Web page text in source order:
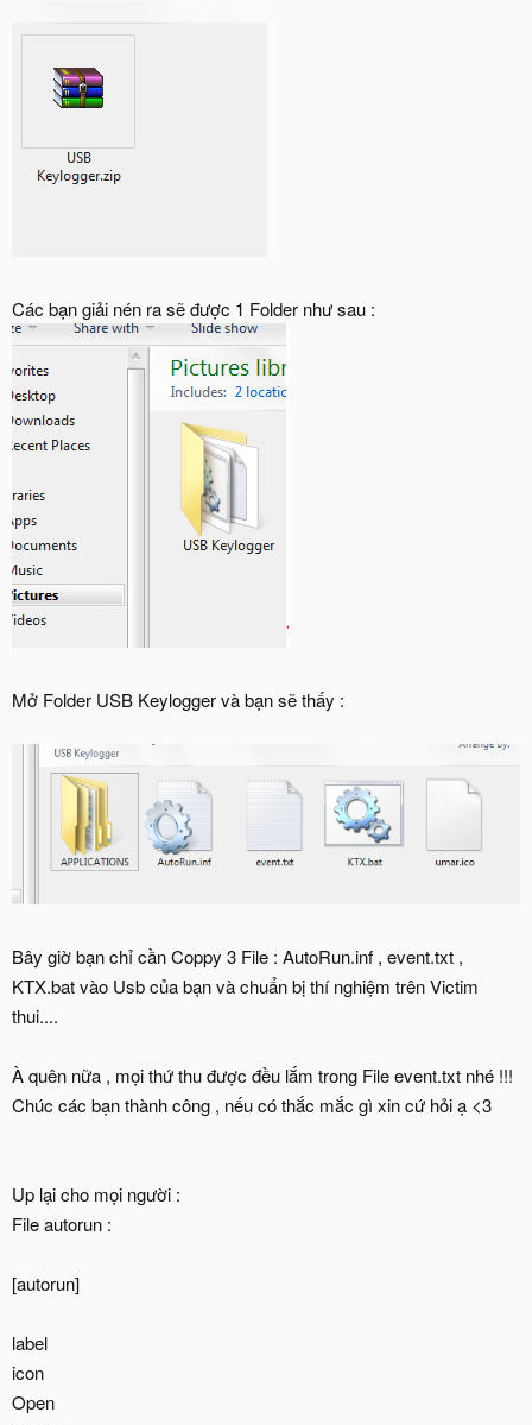
Các bạn giải nén ra sẽ được 1 Folder như sau :
Mở Folder USB Keylogger và bạn sẽ thấy :
Bây giờ bạn chỉ cần Coppy 3 File : AutoRun.inf , event.txt ,
KTX.bat vào Usb của bạn và chuẩn bị thí nghiệm trên Victim
thui....
À quên nữa , mọi thứ thu được đều lắm trong File event.txt nhé !!!
Chúc các bạn thành công , nếu có thắc mắc gì xin cứ hỏi ạ <3
Up lại cho mọi người :
File autorun :
[autorun]
label
icon
Open